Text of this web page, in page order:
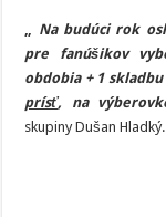
a
„ Na budúci rok
pre fanúšikov
obdobia + 1
prísť, na
skupiny Dušan Hladký.